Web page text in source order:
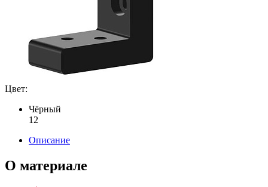
Цвет:
Чёрный
1 2
Описание
О материале